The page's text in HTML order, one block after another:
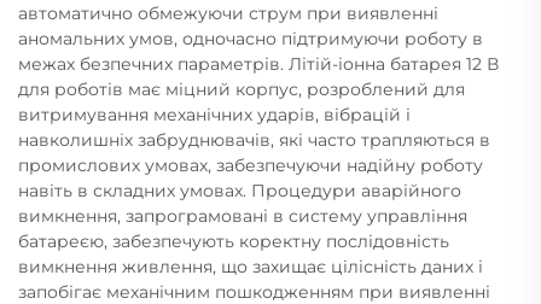
автоматично обмежуючи струм при виявленні
аномальних умов, одночасно підтримуючи роботу в
межах безпечних параметрів. Літій-іонна батарея 12 В
для роботів має міцний корпус, розроблений для
витримування механічних ударів, вібрацій і
навколишніх забруднювачів, які часто трапляються в
промислових умовах, забезпечуючи надійну роботу
навіть в складних умовах. Процедури аварійного
вимкнення, запрограмовані в систему управління
батареєю, забезпечують коректну послідовність
вимкнення живлення, що захищає цілісність даних і
запобігає механічним пошкодженням при виявленні